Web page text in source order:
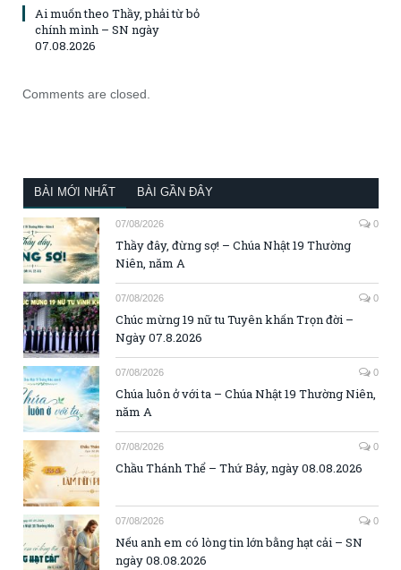
Ai muốn theo Thầy, phải từ bỏ
chính mình – SN ngày
07.08.2026
Comments are closed.
BÀI MỚI NHẤT BÀI GẦN ĐÂY
07/08/2026 0
Thầy đây, đừng sợ! – Chúa Nhật 19 Thường
Niên, năm A
07/08/2026 0
Chúc mừng 19 nữ tu Tuyên khấn Trọn đời –
Ngày 07.8.2026
07/08/2026 0
Chúa luôn ở với ta – Chúa Nhật 19 Thường Niên,
năm A
07/08/2026 0
Chầu Thánh Thể – Thứ Bảy, ngày 08.08.2026
07/08/2026 0
Nếu anh em có lòng tin lớn bằng hạt cải – SN
ngày 08.08.2026